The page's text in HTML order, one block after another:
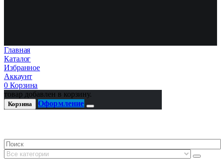
Главная
Каталог
Избранное
Аккаунт
0 Корзина
товар добавлен в корзину.
Корзина Оформление